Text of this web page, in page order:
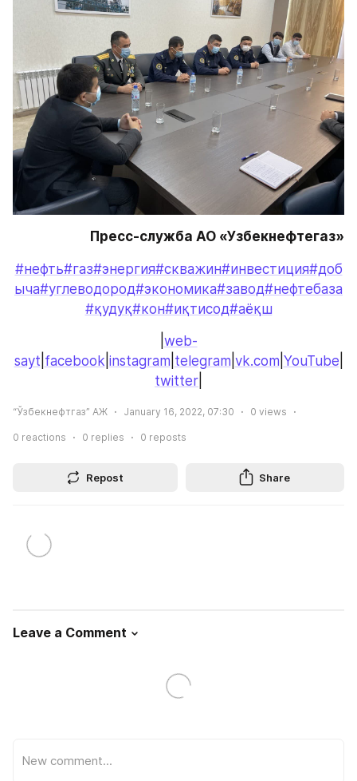
Пресс-служба АО «Узбекнефтегаз»
#нефть#газ#энергия#скважин#инвестиция#доб
ыча#углеводород#экономика#завод#нефтебаза
#қудуқ#кон#иқтисод#аёқш
web-
sayt facebook instagram telegram vk.com YouTube
twitter
“Ўзбекнефтгаз” АЖ January 16, 2022, 07:30 0 views
0 reactions 0 replies 0 reposts
Repost Share
Leave a Comment